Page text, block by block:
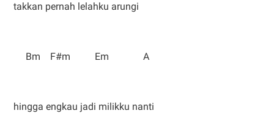
takkan pernah lelahku arungi
Bm F#m Em A
hingga engkau jadi milikku nanti